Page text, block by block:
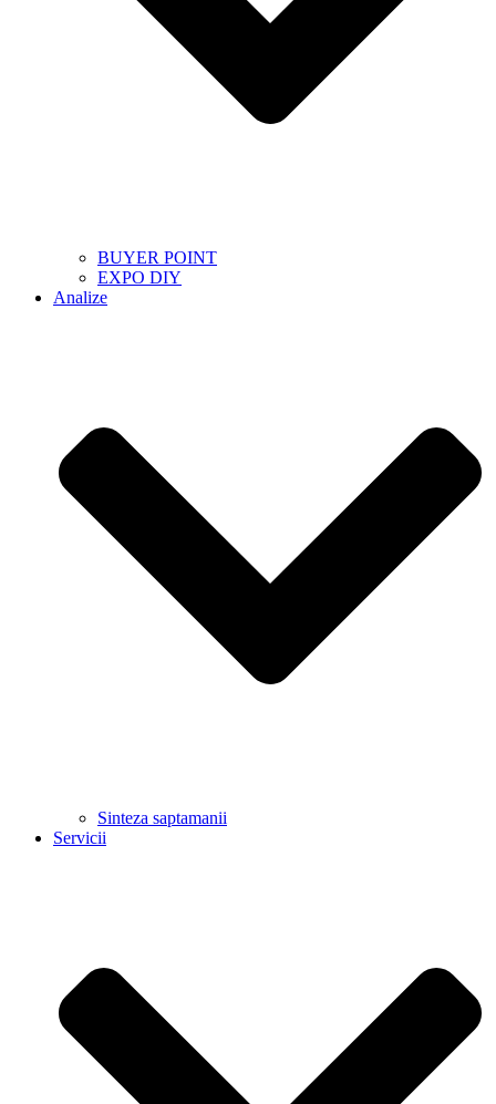
BUYER POINT
EXPO DIY
Analize
Sinteza saptamanii
Servicii